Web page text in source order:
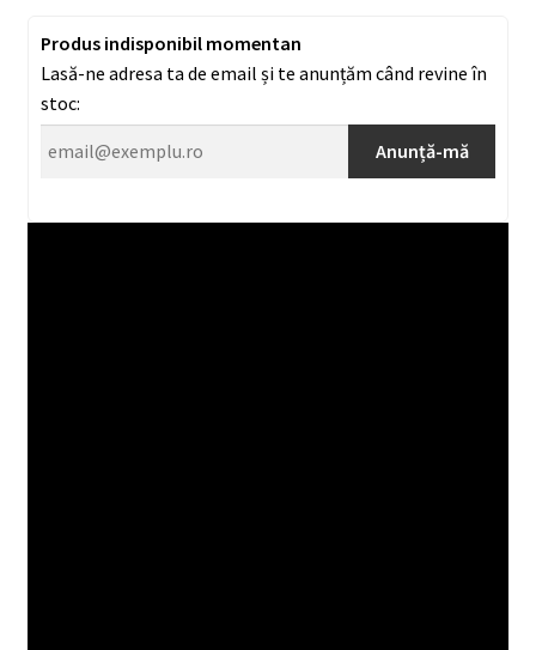
Produs indisponibil momentan
Lasă-ne adresa ta de email și te anunțăm când revine în
stoc:
Anunță-mă